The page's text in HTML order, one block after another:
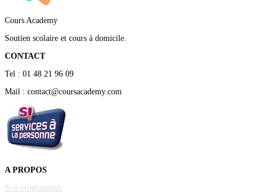
Cours Academy
Soutien scolaire et cours à domicile.
CONTACT
Tel : 01 48 21 96 09
Mail : contact@coursacademy.com
A PROPOS
Nos programmes